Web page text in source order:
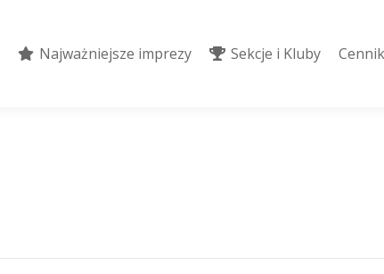
Najważniejsze imprezy Sekcje i Kluby
Najważniejsze imprezy Sekcje i Kluby